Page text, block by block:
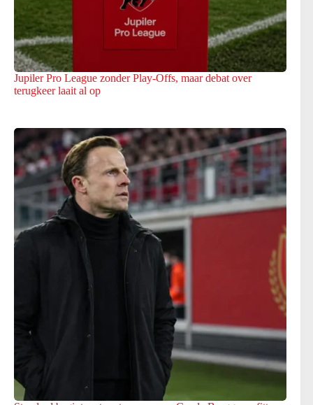
Jupiler Pro League zonder Play-Offs, maar debat over
terugkeer laait al op